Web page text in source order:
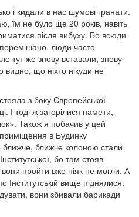
і кидали в нас шумові гранати.
їм не було ще 20 років, навіть
після вибуху. Бо всюди
люди часто
тут же знову вставали, знову
що ніхто нікуди не
з боку Європейської
І тоді ж загорілися намети,
Також я побачив у цей
в Будинку
ближче, ближче колоною стали
бо там стояв
пройти вже ніяк не могли. А
Інститутській вище піднялися.
вони збивали барикади